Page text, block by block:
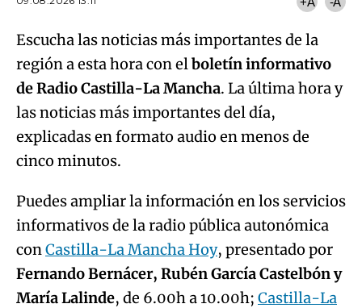
Escucha las noticias más importantes de la
región a esta hora con elboletín informativo
de Radio Castilla-La Mancha. La última hora y
las noticias más importantes del día,
explicadas en formato audio en menos de
cinco minutos.
Puedes ampliar la información en los servicios
informativos de la radio pública autonómica
conCastilla-La Mancha Hoy, presentado por
Fernando Bernácer, Rubén García Castelbón y
María Lalinde, de 6.00h a 10.00h; Castilla-La